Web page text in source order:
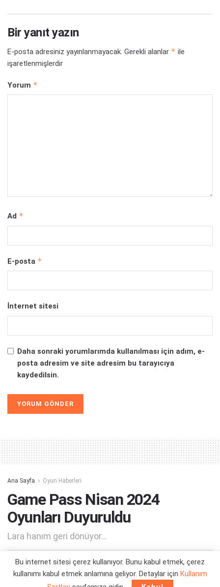
Bir yanıt yazın
E-posta adresiniz yayınlanmayacak. Gerekli alanlar * ile
işaretlenmişlerdir
Yorum *
Ad *
E-posta *
İnternet sitesi
Daha sonraki yorumlarımda kullanılması için adım, e-
posta adresim ve site adresim bu tarayıcıya
kaydedilsin.
Ana Sayfa Oyun Haberleri
Game Pass Nisan 2024
Oyunları Duyuruldu
Lara hanım geri dönüyor...
Yazar: Orçun Çavuşoğlu 02/04/2024 16:45
Bu internet sitesi çerez kullanıyor. Bunu kabul etmek, çerez
kullanımı kabul etmek anlamına geliyor. Detaylar için Kullanım